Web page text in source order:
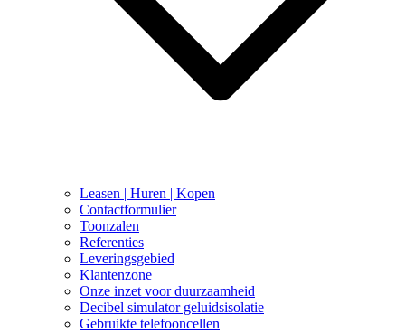
Leasen | Huren | Kopen
Contactformulier
Toonzalen
Referenties
Leveringsgebied
Klantenzone
Onze inzet voor duurzaamheid
Decibel simulator geluidsisolatie
Gebruikte telefooncellen